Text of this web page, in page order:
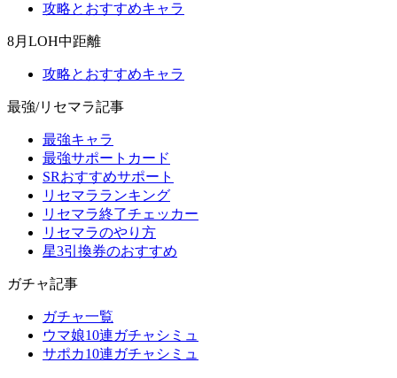
攻略とおすすめキャラ
8月LOH中距離
攻略とおすすめキャラ
最強/リセマラ記事
最強キャラ
最強サポートカード
SRおすすめサポート
リセマラランキング
リセマラ終了チェッカー
リセマラのやり方
星3引換券のおすすめ
ガチャ記事
ガチャ一覧
ウマ娘10連ガチャシミュ
サポカ10連ガチャシミュ